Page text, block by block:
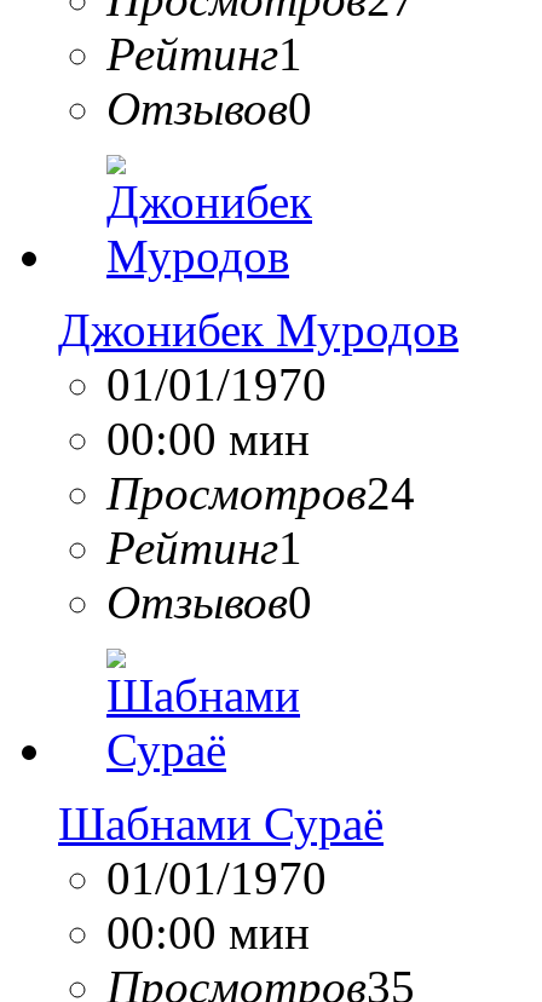
Рейтинг1
Отзывов0
Джонибек Муродов
01/01/1970
00:00 мин
Просмотров24
Рейтинг1
Отзывов0
Шабнами Сураё
01/01/1970
00:00 мин
Просмотров35